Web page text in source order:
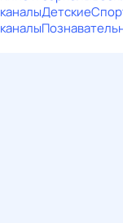
каналыДетские
каналы